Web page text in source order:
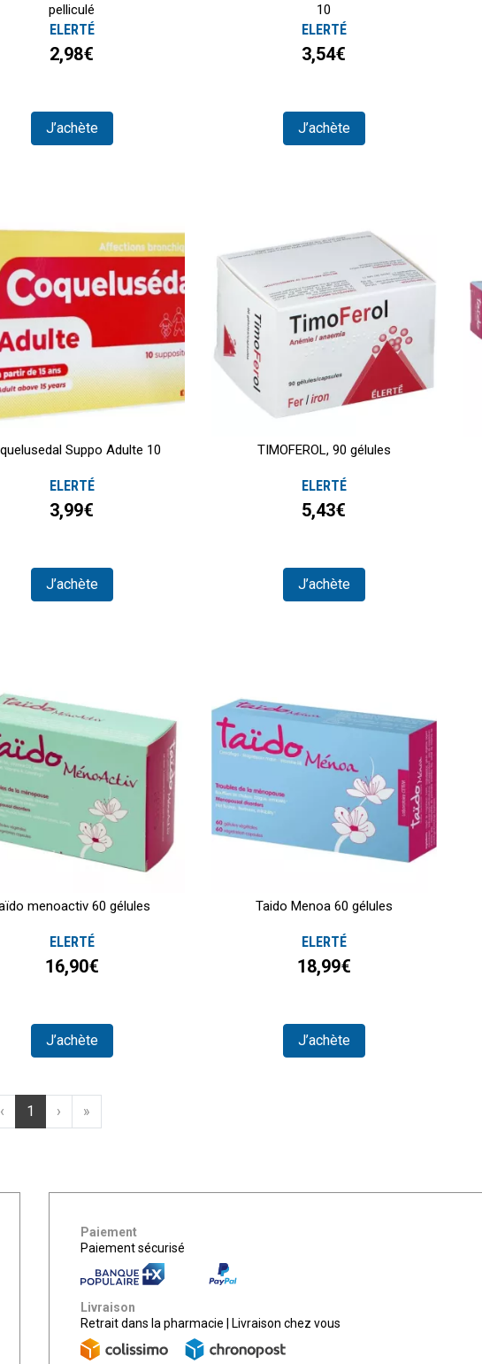
pelliculé
ELERTÉ
2,98€
J’achète
10
ELERTÉ
3,54€
J’achète
Suppo Adulte 10
ELERTÉ
3,99€
J’achète
TIMOFEROL, 90 gélules
ELERTÉ
5,43€
J’achète
menoactiv 60 gélules
ELERTÉ
16,90€
J’achète
Taido Menoa 60 gélules
ELERTÉ
18,99€
J’achète
‹ 1 › »
Paiement
Paiement sécurisé
Livraison
Retrait dans la pharmacie
Livraison chez vous